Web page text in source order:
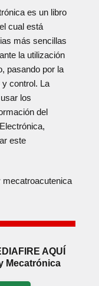
es un libro
cual está
más sencillas
la utilización
pasando por la
control. La
los
del
este
AQUÍ
Mecatrónica